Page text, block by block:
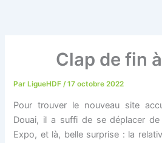
Clap de fin
ParLigueHDF /17 octobre 2022
Pour trouver le nouveau site
Douai, il a suffi de se déplacer de
Expo, et là, belle surprise : la